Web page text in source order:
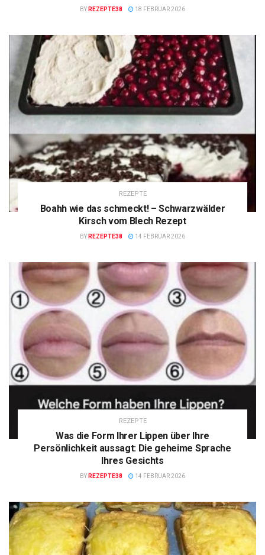
BY REZEPTE38 18 FEBRUAR 2026
REZEPTE
Boahh wie das schmeckt! – Schwarzwälder
Kirsch vom Blech Rezept
BY REZEPTE38 14 FEBRUAR 2026
REZEPTE
Was die Form Ihrer Lippen über Ihre
Persönlichkeit aussagt: Die geheime Sprache
Ihres Gesichts
BY REZEPTE38 14 FEBRUAR 2026